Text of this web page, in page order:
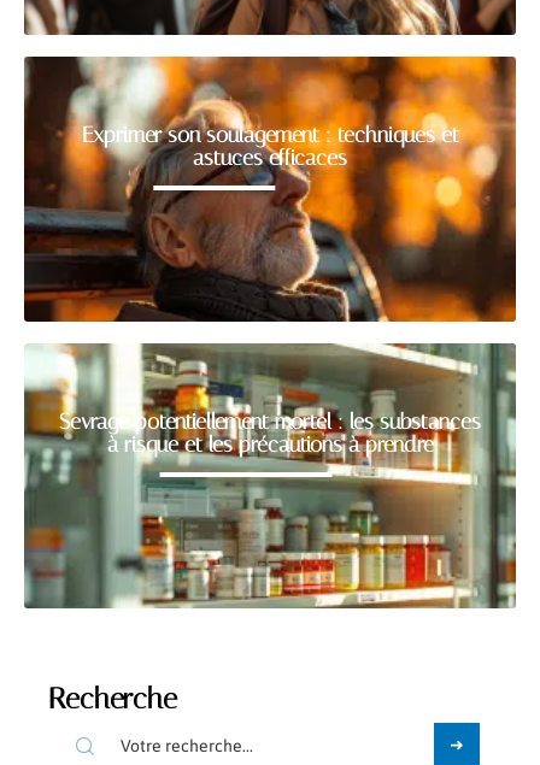
Exprimer son soulagement : techniques et
astuces efficaces
Sevrage potentiellement mortel : les substances
à risque et les précautions à prendre
Recherche